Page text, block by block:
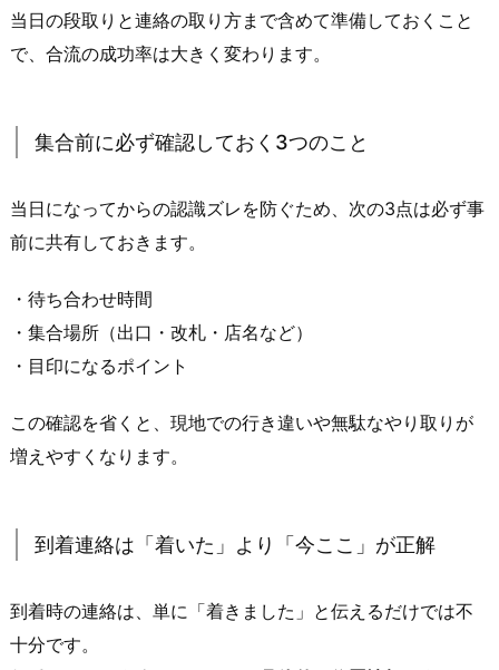
わ
ッ
ト
タ
イ
3.
1.
主
駅
の
前・
広
場
当日の段取りと連絡の取り方まで含めて準備しておくこと
で、合流の成功率は大きく変わります。
集合前に必ず確認しておく3つのこと
当日になってからの認識ズレを防ぐため、次の3点は必ず事
前に共有しておきます。
・待ち合わせ時間
・集合場所（出口・改札・店名など）
・目印になるポイント
この確認を省くと、現地での行き違いや無駄なやり取りが
増えやすくなります。
到着連絡は「着いた」より「今ここ」が正解
到着時の連絡は、単に「着きました」と伝えるだけでは不
十分です。